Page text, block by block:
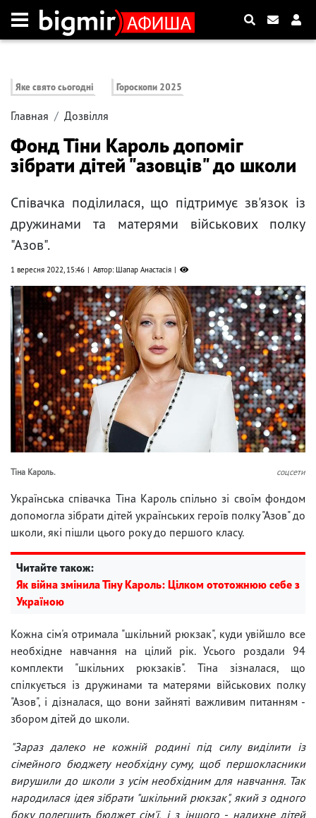
Яке свято сьогодні Гороскопи 2025
Главная Дозвілля
Фонд Тіни Кароль допоміг
зібрати дітей "азовців" до школи
Співачка поділилася, що підтримує зв'язок із
дружинами та матерями військових полку
"Азов".
1 вересня 2022, 15:46 Автор: Шапар Анастасія
Тіна Кароль. соцсети
Українська співачка Тіна Кароль спільно зі своїм фондом
допомогла зібрати дітей українських героїв полку "Азов" до
школи, які пішли цього року до першого класу.
Читайте також:
Як війна змінила Тіну Кароль: Цілком ототожнюю себе з
Україною
Кожна сім'я отримала "шкільний рюкзак", куди увійшло все
необхідне навчання на цілий рік. Усього роздали 94
комплекти "шкільних рюкзаків". Тіна зізналася, що
спілкується із дружинами та матерями військових полку
"Азов", і дізналася, що вони зайняті важливим питанням -
збором дітей до школи.
"Зараз далеко не кожній родині під силу виділити із
сімейного бюджету необхідну суму, щоб першокласники
вирушили до школи з усім необхідним для навчання. Так
народилася ідея зібрати "шкільний рюкзак", який з одного
боку полегшить бюджет сім'ї, і з іншого - надихне дітей